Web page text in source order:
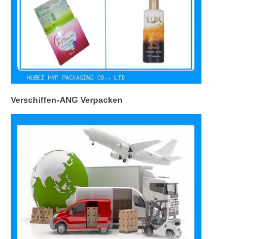
Verschiffen-ANG Verpacken